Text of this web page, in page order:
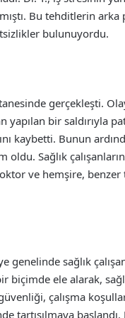
Bu tehditlerin arka
bulunuyordu.
gerçekleşti.
bir saldırıyla
kaybetti. Bunun
Sağlık
ve hemşire, benzer
genelinde sağlık
ele alarak,
çalışma
başlandı.